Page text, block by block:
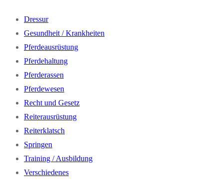
Dressur
Gesundheit / Krankheiten
Pferdeausrüstung
Pferdehaltung
Pferderassen
Pferdewesen
Recht und Gesetz
Reiterausrüstung
Reiterklatsch
Springen
Training / Ausbildung
Verschiedenes